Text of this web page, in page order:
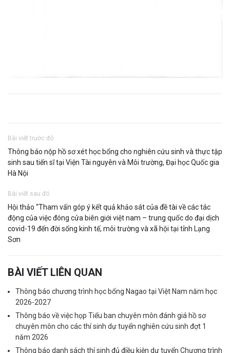
Bài viết trước đó
Thông báo nộp hồ sơ xét học bổng cho nghiên cứu sinh và thực tập
sinh sau tiến sĩ tại Viện Tài nguyên và Môi trường, Đại học Quốc gia
Hà Nội
Bài viết sau đó
Hội thảo “Tham vấn góp ý kết quả khảo sát của đề tài về các tác
động của việc đóng cửa biên giới việt nam – trung quốc do đại dịch
covid-19 đến đời sống kinh tế, môi trường và xã hội tại tỉnh Lạng
Sơn
BÀI VIẾT LIÊN QUAN
Thông báo chương trình học bổng Nagao tại Việt Nam năm học
2026-2027
Thông báo về việc họp Tiểu ban chuyên môn đánh giá hồ sơ
chuyên môn cho các thí sinh dự tuyển nghiên cứu sinh đợt 1
năm 2026
Thông báo danh sách thí sinh đủ điều kiện dự tuyển Chương trình